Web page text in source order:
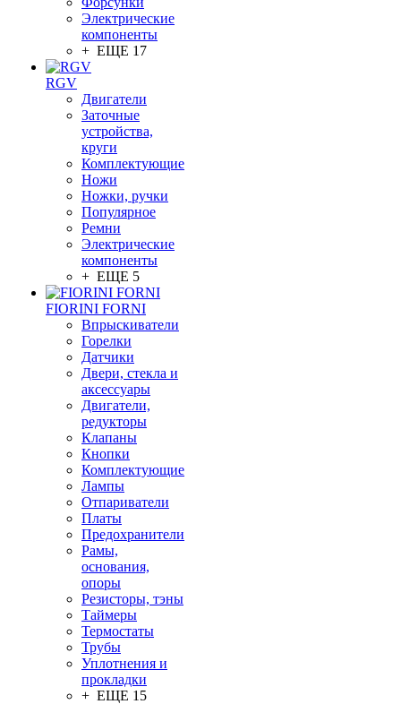
Электрические
компоненты
+ ЕЩЕ 17
RGV
Двигатели
Заточные
устройства,
круги
Комплектующие
Ножи
Ножки, ручки
Популярное
Ремни
Электрические
компоненты
+ ЕЩЕ 5
FIORINI FORNI
Впрыскиватели
Горелки
Датчики
Двери, стекла и
аксессуары
Двигатели,
редукторы
Клапаны
Кнопки
Комплектующие
Лампы
Отпариватели
Платы
Предохранители
Рамы,
основания,
опоры
Резисторы, тэны
Таймеры
Термостаты
Трубы
Уплотнения и
прокладки
+ ЕЩЕ 15